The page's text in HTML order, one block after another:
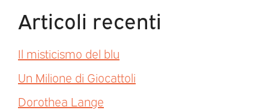
Articoli recenti
Il misticismo del blu
Un Milione di Giocattoli
Dorothea Lange